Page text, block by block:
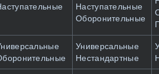
Наступательные
Оборонительные
Универсальные
Нестандартные